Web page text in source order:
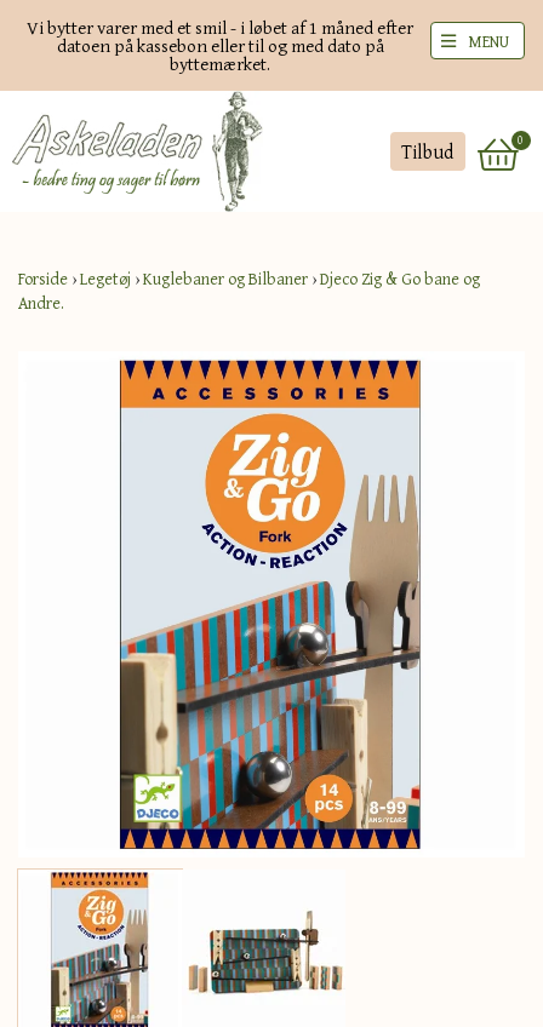
Vi bytter varer med et smil - i løbet af 1 måned efter
datoen på kassebon eller til og med dato på
byttemærket.
Tilbud 0
MENU
Forside ›Legetøj ›Kuglebaner og Bilbaner ›Djeco Zig & Go bane og
Andre.